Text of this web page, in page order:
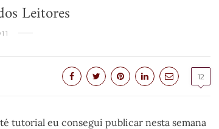
Leitores
12
tutorial eu consegui publicar nesta semana